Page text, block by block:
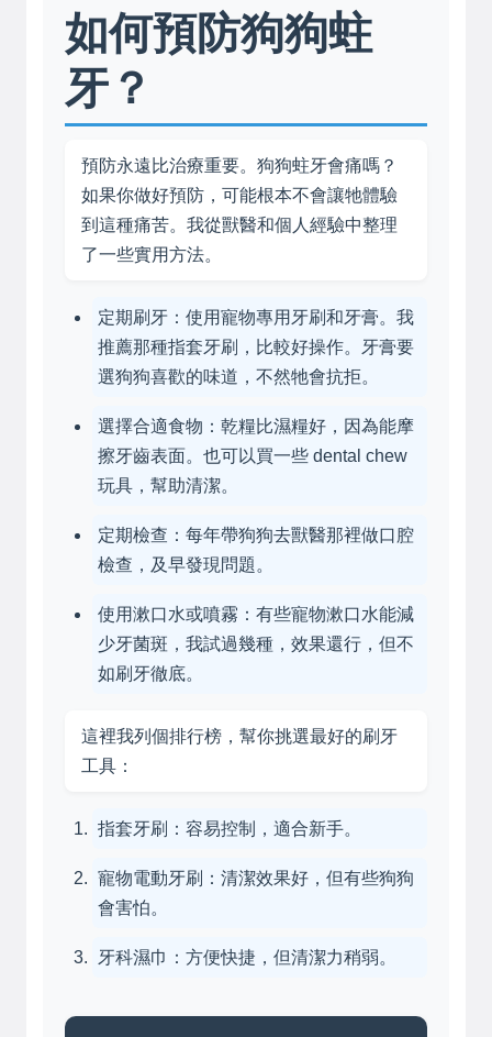
如何預防狗狗蛀
牙？
預防永遠比治療重要。狗狗蛀牙會痛嗎？
如果你做好預防，可能根本不會讓牠體驗
到這種痛苦。我從獸醫和個人經驗中整理
了一些實用方法。
定期刷牙：使用寵物專用牙刷和牙膏。我
推薦那種指套牙刷，比較好操作。牙膏要
選狗狗喜歡的味道，不然牠會抗拒。
選擇合適食物：乾糧比濕糧好，因為能摩
擦牙齒表面。也可以買一些 dental chew
玩具，幫助清潔。
定期檢查：每年帶狗狗去獸醫那裡做口腔
檢查，及早發現問題。
使用漱口水或噴霧：有些寵物漱口水能減
少牙菌斑，我試過幾種，效果還行，但不
如刷牙徹底。
這裡我列個排行榜，幫你挑選最好的刷牙
工具：
指套牙刷：容易控制，適合新手。
寵物電動牙刷：清潔效果好，但有些狗狗
會害怕。
牙科濕巾：方便快捷，但清潔力稍弱。